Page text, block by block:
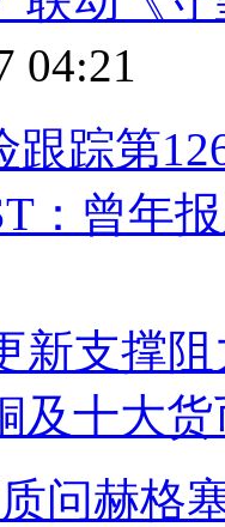
04:21
跟踪第
：曾年
新支撑
及十大
问赫格